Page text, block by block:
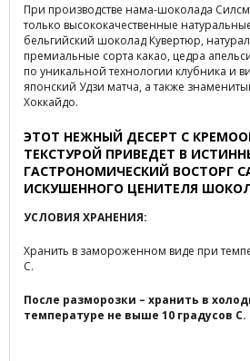
При производстве нама-шоколада
только высококачественные
бельгийский шоколад Кувертюр,
премиальные сорта какао, цедра
по уникальной технологии клубника и
японский Удзи матча, а также
Хоккайдо.
ЭТОТ НЕЖНЫЙ ДЕСЕРТ С
ТЕКСТУРОЙ ПРИВЕДЕТ В
ГАСТРОНОМИЧЕСКИЙ ВОСТОРГ
ИСКУШЕННОГО ЦЕНИТЕЛЯ
УСЛОВИЯ ХРАНЕНИЯ:
Хранить в замороженном виде при
С.
После разморозки – хранить в
температуре не выше 10 градусов С.